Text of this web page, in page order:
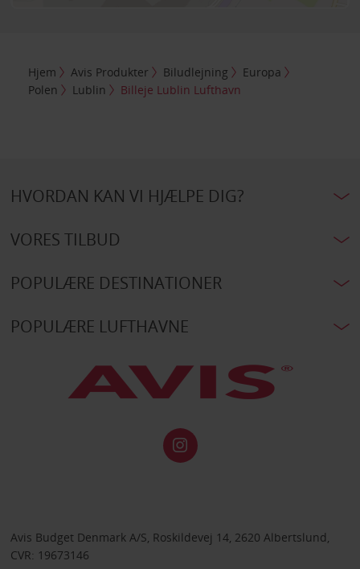
Hjem Avis Produkter Biludlejning
Europa
Polen
Lublin Billeje Lublin Lufthavn
HVORDAN KAN VI HJÆLPE DIG?
VORES TILBUD
POPULÆRE DESTINATIONER
POPULÆRE LUFTHAVNE
Avis Budget Denmark A/S, Roskildevej 14, 2620 Albertslund,
CVR: 19673146